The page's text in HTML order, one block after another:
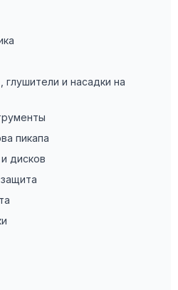
и насадки на
пикапа
дисков